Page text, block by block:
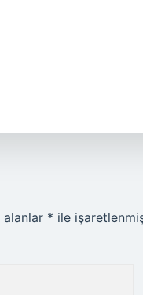
alanlar * ile